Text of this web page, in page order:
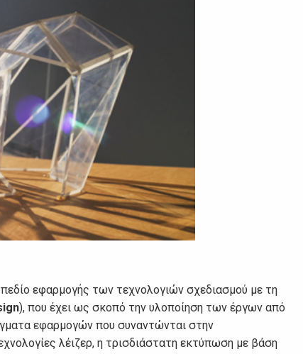
εφαρμογής των τεχνολογιών σχεδιασμού με τη
), που έχει ως σκοπό την υλοποίηση των έργων από
εφαρμογών που συναντώνται στην
λέιζερ, η τρισδιάστατη εκτύπωση με βάση